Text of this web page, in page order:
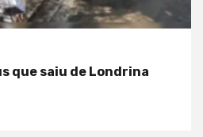
que saiu de Londrina